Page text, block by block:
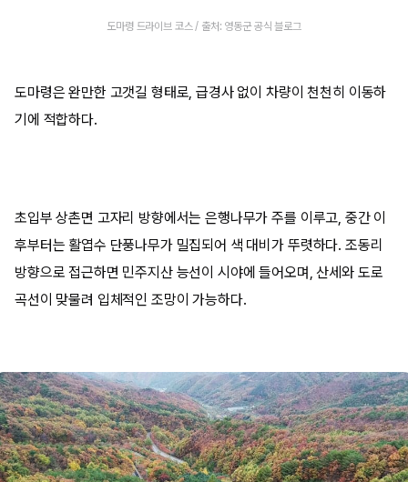
도마령 드라이브 코스 / 출처: 영동군 공식 블로그
도마령은 완만한 고갯길 형태로, 급경사 없이 차량이 천천히 이동하
기에 적합하다.
초입부 상촌면 고자리 방향에서는 은행나무가 주를 이루고, 중간 이
후부터는 활엽수 단풍나무가 밀집되어 색 대비가 뚜렷하다. 조동리
방향으로 접근하면 민주지산 능선이 시야에 들어오며, 산세와 도로
곡선이 맞물려 입체적인 조망이 가능하다.